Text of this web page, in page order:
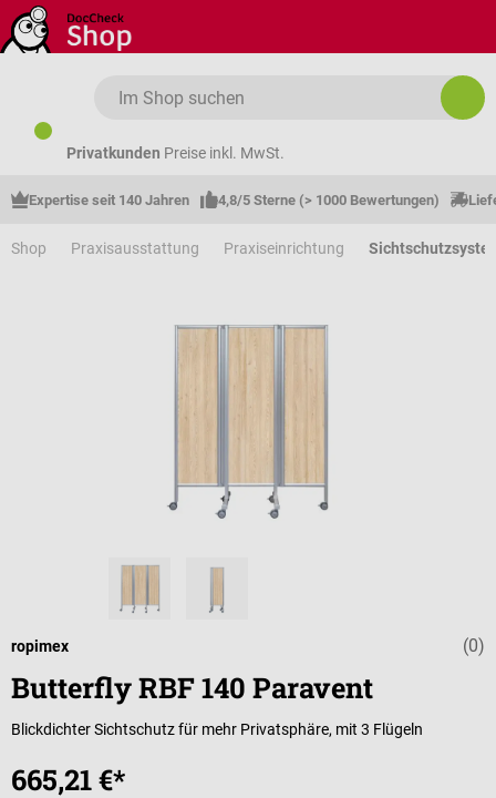
Zum Hauptinhalt springen
Privatkunden Preise inkl. MwSt.
Expertise seit 140 Jahren 4,8/5 Sterne (> 1000 Bewertungen)
Shop Praxisausstattung Praxiseinrichtung
(0)
ropimex
Butterfly RBF 140 Paravent
Blickdichter Sichtschutz für mehr Privatsphäre, mit 3 Flügeln
665,21 €*